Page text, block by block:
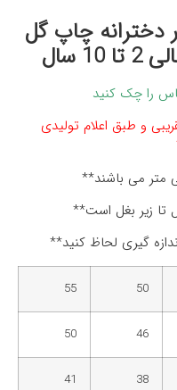
دخترانه چاپ گل
را چک کنید
و طبق اعلام تولیدی
متر می باشند**
تا زیر بغل است**
گیری لحاظ کنید**
50
55
46
50
38
41